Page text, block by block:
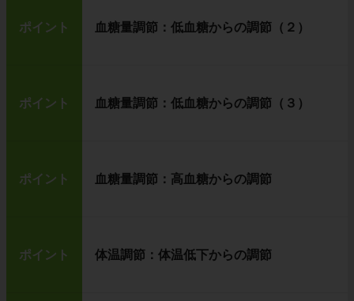
ポイント 血糖量調節：低血糖からの調節（２）
ポイント 血糖量調節：低血糖からの調節（３）
ポイント 血糖量調節：高血糖からの調節
ポイント 体温調節：体温低下からの調節